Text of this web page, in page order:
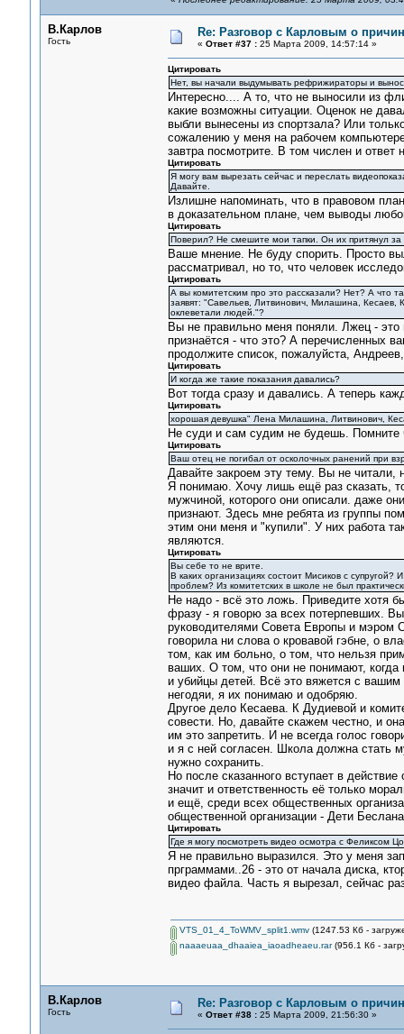
В.Карлов
Гость
Re: Разговор с Карловым о
« Ответ #37 :25 Марта 2009, 14:57:14 »
Цитировать
Нет, вы начали выдумывать рефрижираторы и
Интересно.... А то, что не выносили из
какие возможны ситуации. Оценок не
выбли вынесены из спортзала? Или
сожалению у меня на рабочем
завтра посмотрите. В том числен и ответ
Цитировать
Я могу вам вырезать сейчас и переслать
Давайте.
Излишне напоминать, что в правовом
в доказательном плане, чем выводы
Цитировать
Поверил? Не смешите мои тапки. Он их притянул за
Ваше мнение. Не буду спорить. Просто
рассматривал, но то, что человек
Цитировать
А вы комитетским про это рассказали? Нет? А что
заявят: "Савельев, Литвинович, Милашина,
оклеветали людей."?
Вы не правильно меня поняли. Лжец -
признаётся - что это? А перечисленных
продолжите список, пожалуйста,
Цитировать
И когда же такие показания давались?
Вот тогда сразу и давались. А теперь
Цитировать
хорошая девушка" Лена Милашина, Литвинович,
Не суди и сам судим не будешь.
Цитировать
Ваш отец не погибал от осколочных ранений при
Давайте закроем эту тему. Вы не
Я понимаю. Хочу лишь ещё раз сказать,
мужчиной, которого они описали. даже
признают. Здесь мне ребята из группы
этим они меня и "купили". У них работа
являются.
Цитировать
Вы себе то не врите.
В каких организациях состоит Мисиков с
проблем? Из комитетских в школе не был
Не надо - всё это ложь. Приведите хотя
фразу - я говорю за всех потерпевших.
руководителями Совета Европы и мэром
говорила ни слова о кровавой гэбне, о
том, как им больно, о том, что нельзя
ваших. О том, что они не понимают,
и убийцы детей. Всё это вяжется с вашим
негодяи, я их понимаю и одобряю.
Другое дело Кесаева. К Дудиевой и
совести. Но, давайте скажем честно, и
им это запретить. И не всегда голос
и я с ней согласен. Школа должна стать
нужно сохранить.
Но после сказанного вступает в
значит и ответственность её только
и ещё, среди всех общественных
общественной организации - Дети
Цитировать
Где я могу посмотреть видео осмотра с Феликсом
Я не правильно выразился. Это у меня
прграммами..26 - это от начала диска,
видео файла. Часть я вырезал, сейчас
VTS_01_4_ToWMV_split1.wmv(1247.53 Кб -
naaaeuaa_dhaaiea_iaoadheaeu.rar(956.1 Кб -
В.Карлов
Гость
Re: Разговор с Карловым о
« Ответ #38 :25 Марта 2009, 21:56:30 »